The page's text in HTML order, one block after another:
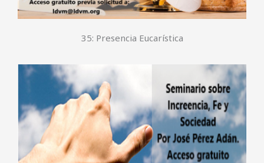
35: Presencia Eucarística